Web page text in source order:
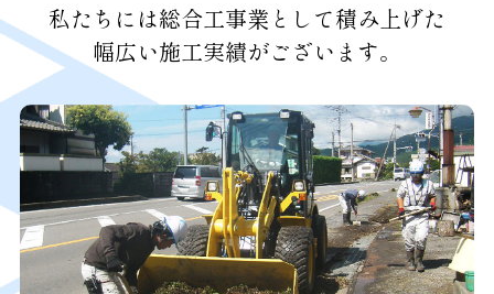
私たちには総合工事業として積み上げた
幅広い施工実績がございます。